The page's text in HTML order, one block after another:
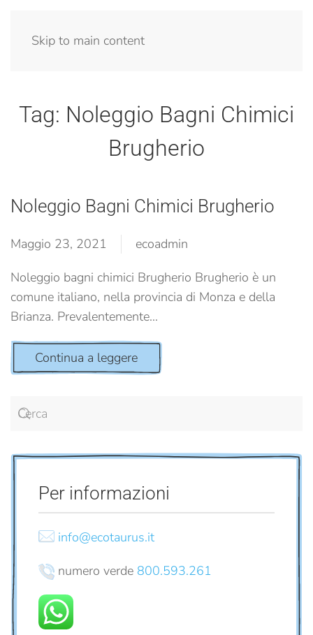
Skip to main content
Tag: Noleggio Bagni Chimici
Brugherio
Noleggio Bagni Chimici Brugherio
Maggio 23, 2021
ecoadmin
Noleggio bagni chimici Brugherio Brugherio è un
comune italiano, nella provincia di Monza e della
Brianza. Prevalentemente...
Continua a leggere
Per informazioni
info@ecotaurus.it
numero verde 800.593.261